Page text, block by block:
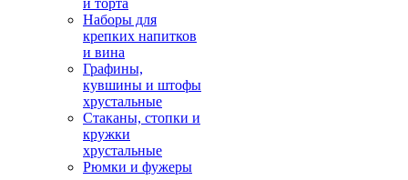
и торта
Наборы для
крепких напитков
и вина
Графины,
кувшины и штофы
хрустальные
Стаканы, стопки и
кружки
хрустальные
Рюмки и фужеры